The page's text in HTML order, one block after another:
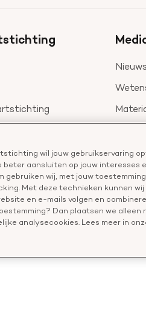
Nieuws
wil jouw gebruikservaring
beter aansluiten op jouw interesses
gebruiken wij, met jouw
Met deze technieken kunnen
en e-mails volgen en
Dan plaatsen we
analysecookies. Lees meer in